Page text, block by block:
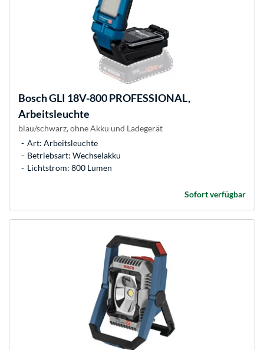
BoschGLI 18V-800 PROFESSIONAL,
Arbeitsleuchte
blau/schwarz, ohne Akku und Ladegerät
Art: Arbeitsleuchte
Betriebsart: Wechselakku
Lichtstrom: 800 Lumen
Sofort verfügbar